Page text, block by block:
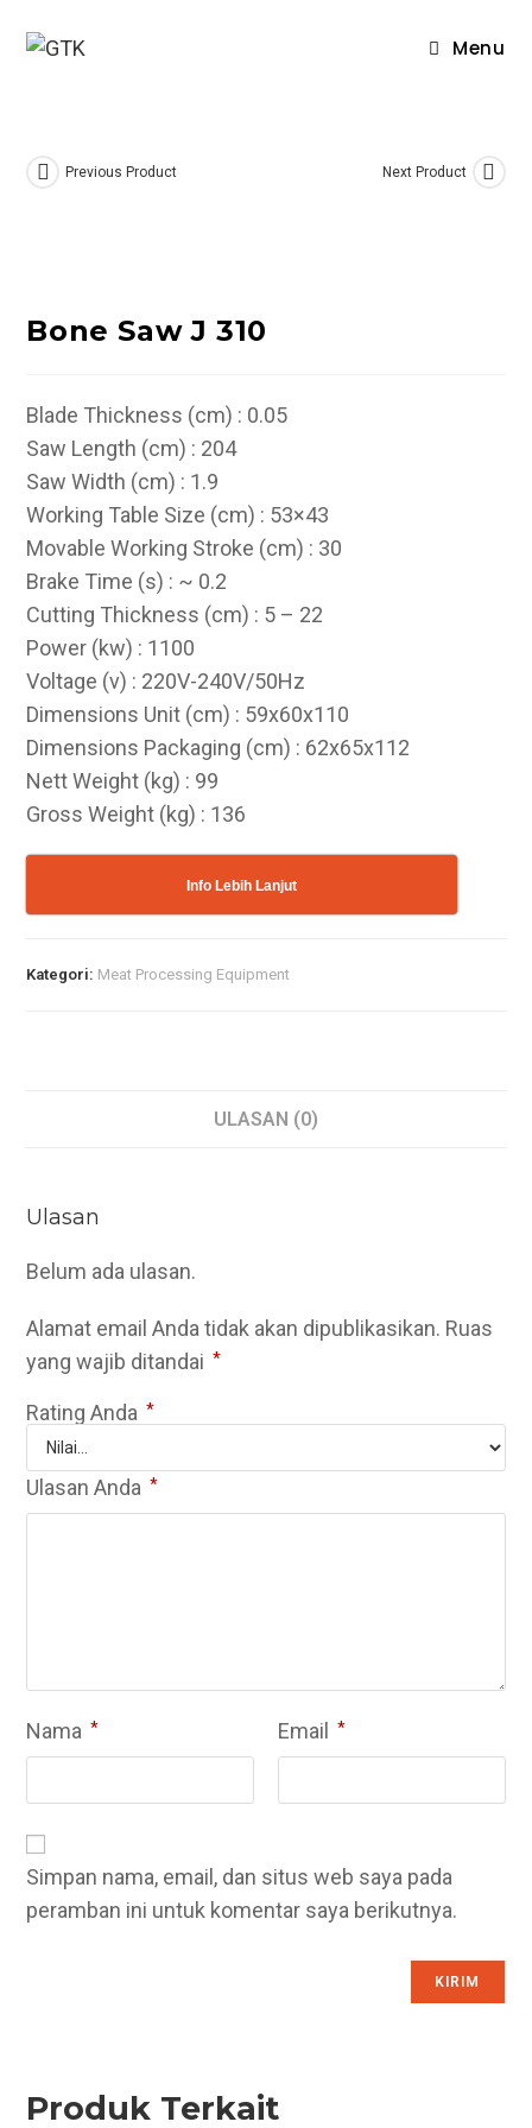
Menu
Previous Product Next Product
Bone Saw J 310
Blade Thickness (cm) : 0.05
Saw Length (cm) : 204
Saw Width (cm) : 1.9
Working Table Size (cm) : 53×43
Movable Working Stroke (cm) : 30
Brake Time (s) : ~ 0.2
Cutting Thickness (cm) : 5 – 22
Power (kw) : 1100
Voltage (v) : 220V-240V/50Hz
Dimensions Unit (cm) : 59x60x110
Dimensions Packaging (cm) : 62x65x112
Nett Weight (kg) : 99
Gross Weight (kg) : 136
Info Lebih Lanjut
Kategori: Meat Processing Equipment
ULASAN (0)
Ulasan
Belum ada ulasan.
Alamat email Anda tidak akan dipublikasikan. Ruas
yang wajib ditandai *
Rating Anda *
Ulasan Anda *
Nama * Email *
Simpan nama, email, dan situs web saya pada
peramban ini untuk komentar saya berikutnya.
Produk Terkait